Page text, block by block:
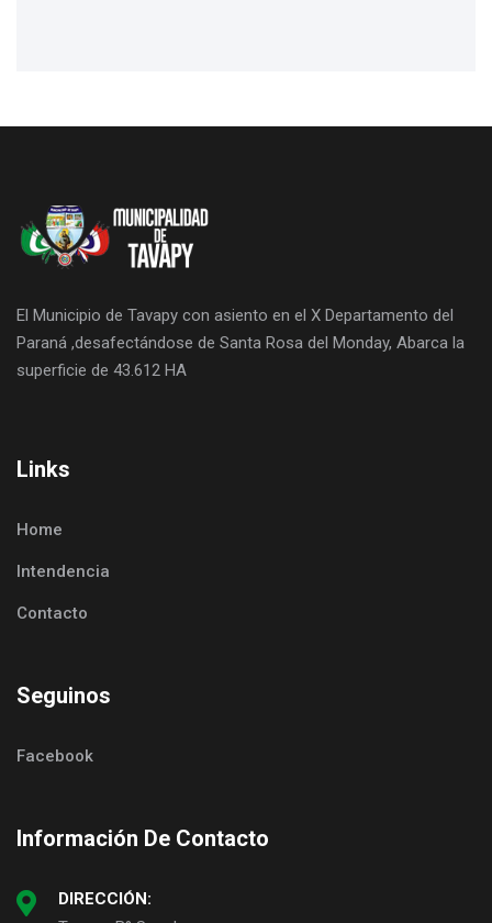
El Municipio de Tavapy con asiento en el X Departamento del
Paraná ,desafectándose de Santa Rosa del Monday, Abarca la
superficie de 43.612 HA
Links
Home
Intendencia
Contacto
Seguinos
Facebook
Información De Contacto
DIRECCIÓN: